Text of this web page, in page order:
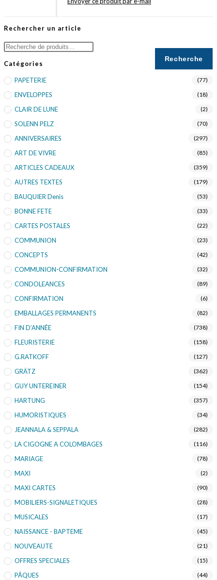
Rechercher un article
Recherche
Catégories
PAPETERIE (77)
ENVELOPPES (18)
CLAIR DE LUNE (2)
SOLENN PELZ (70)
ANNIVERSAIRES (297)
ART DE VIVRE (85)
ARTICLES CADEAUX (359)
AUTRES TEXTES (179)
BAUQUIER Denis (53)
BONNE FETE (33)
CARTES POSTALES (22)
COMMUNION (23)
CONCEPTS (42)
COMMUNION-CONFIRMATION (32)
CONDOLEANCES (89)
CONFIRMATION (6)
EMBALLAGES PERMANENTS (82)
FIN D’ANNÉE (738)
FLEURISTERIE (158)
G.RATKOFF (127)
GRÄTZ (362)
GUY UNTEREINER (154)
HARTUNG (357)
HUMORISTIQUES (34)
JEANNALA & SEPPALA (282)
LA CIGOGNE A COLOMBAGES (116)
MARIAGE (78)
MAXI (2)
MAXI CARTES (90)
MOBILIERS-SIGNALETIQUES (28)
MUSICALES (17)
NAISSANCE - BAPTEME (45)
NOUVEAUTE (21)
OFFRES SPECIALES (15)
PÂQUES (44)